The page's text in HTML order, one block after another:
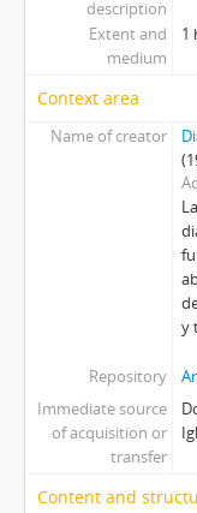
description
Extent and
medium
1
Context area
Name of creator
y
Repository
Immediate source
of acquisition or
transfer
Content and